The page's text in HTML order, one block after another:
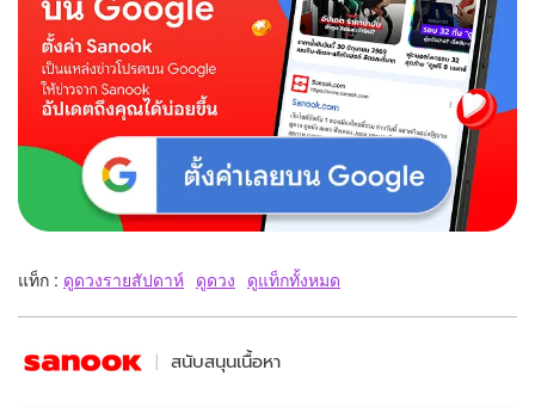
แท็ก : ดูดวงรายสัปดาห์ ดูดวง ดูแท็กทั้งหมด
สนับสนุนเนื้อหา